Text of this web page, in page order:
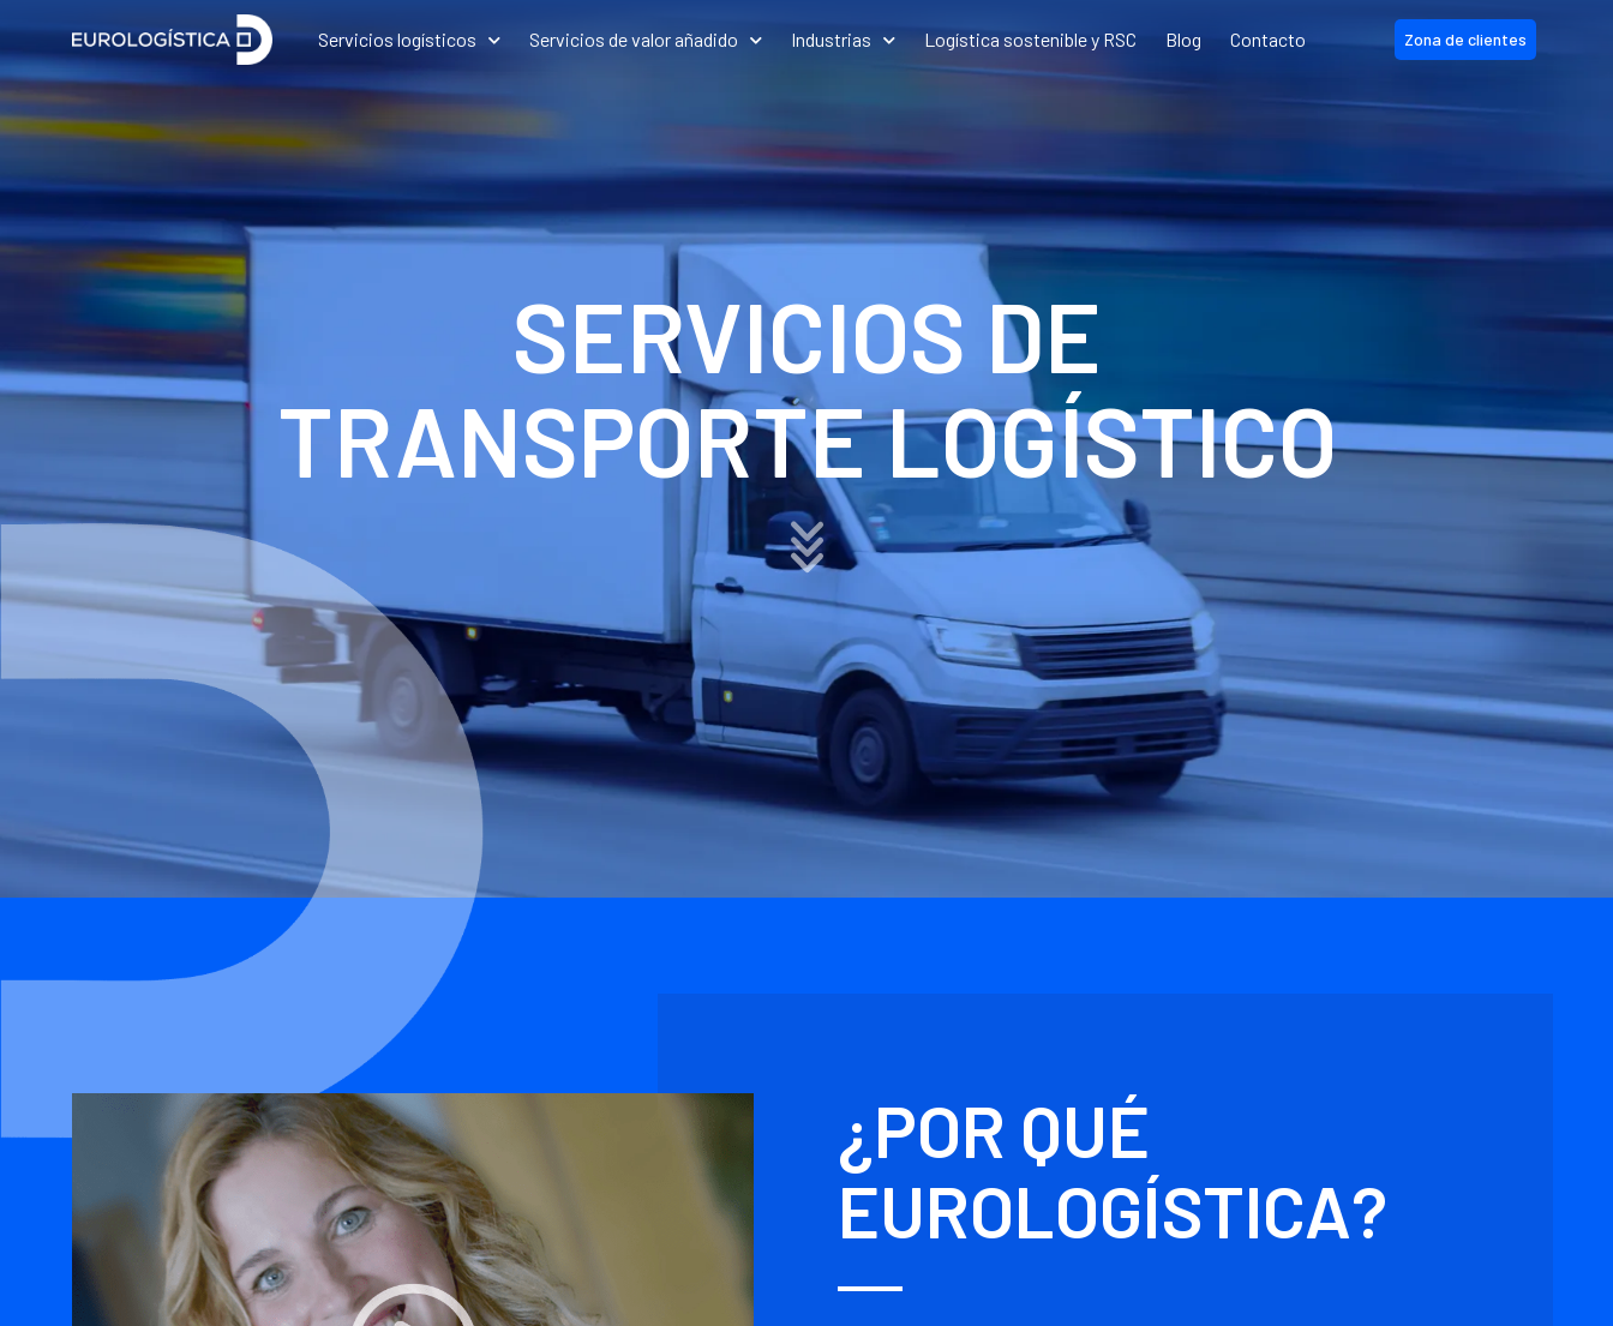
Servicios logísticos Servicios de valor añadido Industrias Logística sostenible y RSC Blog Contacto Zona de clientes
SERVICIOS DE
TRANSPORTE LOGÍSTICO
¿POR QUÉ
EUROLOGÍSTICA?